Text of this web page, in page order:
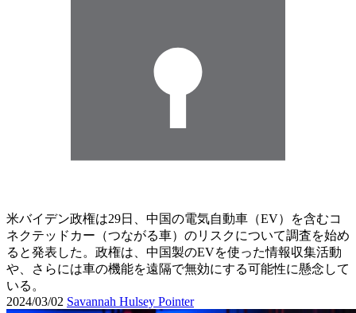
米バイデン政権は29日、中国の電気自動車（EV）を含むコ
ネクテッドカー（つながる車）のリスクについて調査を始め
ると発表した。政権は、中国製のEVを使った情報収集活動
や、さらには車の機能を遠隔で無効にする可能性に懸念して
いる。
2024/03/02 Savannah Hulsey Pointer